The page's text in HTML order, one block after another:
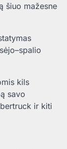
šiuo mažesne
kils
savo
ir kiti